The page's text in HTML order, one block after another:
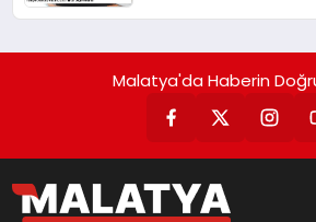
Malatya'da Haberin